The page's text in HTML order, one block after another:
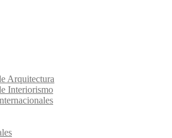
Arquitectura
Interiorismo